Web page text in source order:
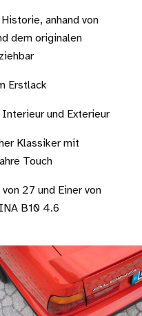
anhand von
dem originalen
Erstlack
Interieur und Exterieur
Klassiker mit
Touch
27 und Einer von
B10 4.6